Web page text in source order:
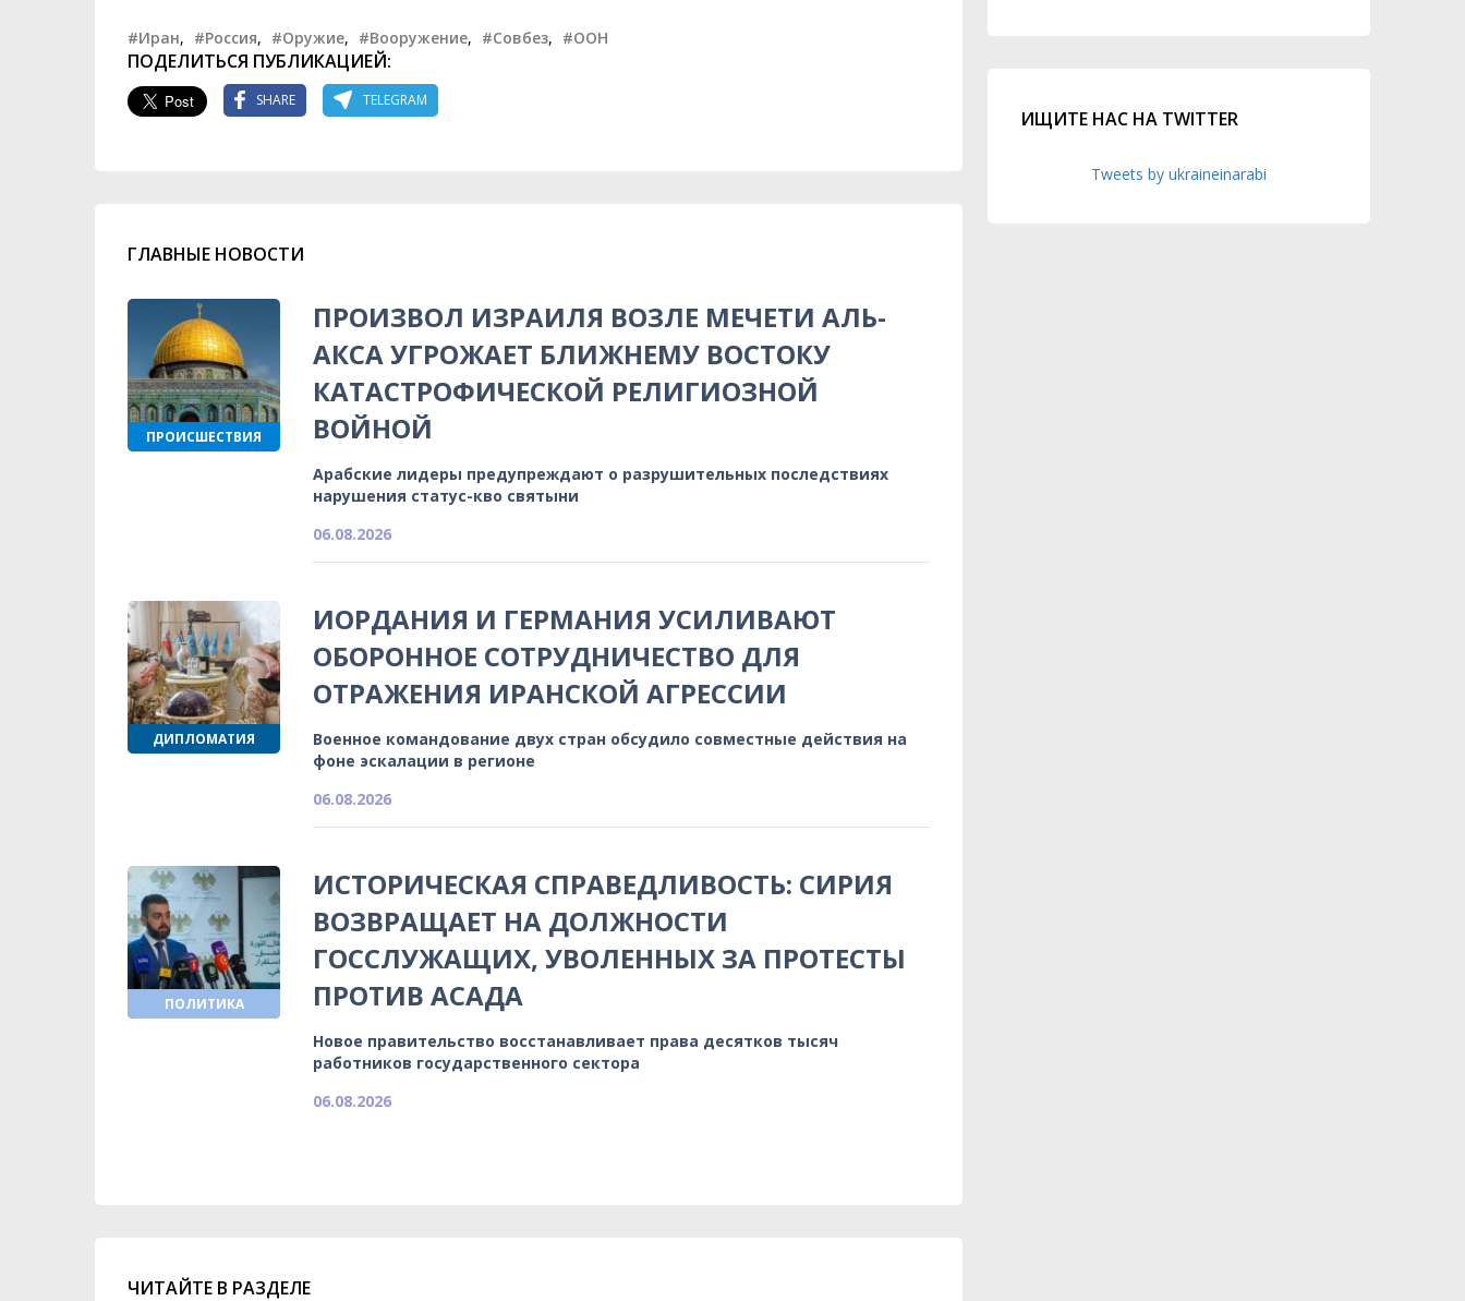
#Иран, #Россия, #Оружие, #Вооружение, #Совбез, #ООН
ПОДЕЛИТЬСЯ ПУБЛИКАЦИЕЙ:
SHARE TELEGRAM
ГЛАВНЫЕ НОВОСТИ
ПРОИСШЕСТВИЯ
ПРОИЗВОЛ ИЗРАИЛЯ ВОЗЛЕ МЕЧЕТИ АЛЬ-
АКСА УГРОЖАЕТ БЛИЖНЕМУ ВОСТОКУ
КАТАСТРОФИЧЕСКОЙ РЕЛИГИОЗНОЙ
ВОЙНОЙ
Арабские лидеры предупреждают о разрушительных последствиях
нарушения статус-кво святыни
06.08.2026
ДИПЛОМАТИЯ
ИОРДАНИЯ И ГЕРМАНИЯ УСИЛИВАЮТ
ОБОРОННОЕ СОТРУДНИЧЕСТВО ДЛЯ
ОТРАЖЕНИЯ ИРАНСКОЙ АГРЕССИИ
Военное командование двух стран обсудило совместные действия на
фоне эскалации в регионе
06.08.2026
ПОЛИТИКА
ИСТОРИЧЕСКАЯ СПРАВЕДЛИВОСТЬ: СИРИЯ
ВОЗВРАЩАЕТ НА ДОЛЖНОСТИ
ГОССЛУЖАЩИХ, УВОЛЕННЫХ ЗА ПРОТЕСТЫ
ПРОТИВ АСАДА
Новое правительство восстанавливает права десятков тысяч
работников государственного сектора
06.08.2026
ЧИТАЙТЕ В РАЗДЕЛЕ
ИЩИТЕ НАС НА TWITTER
Tweets by ukraineinarabi